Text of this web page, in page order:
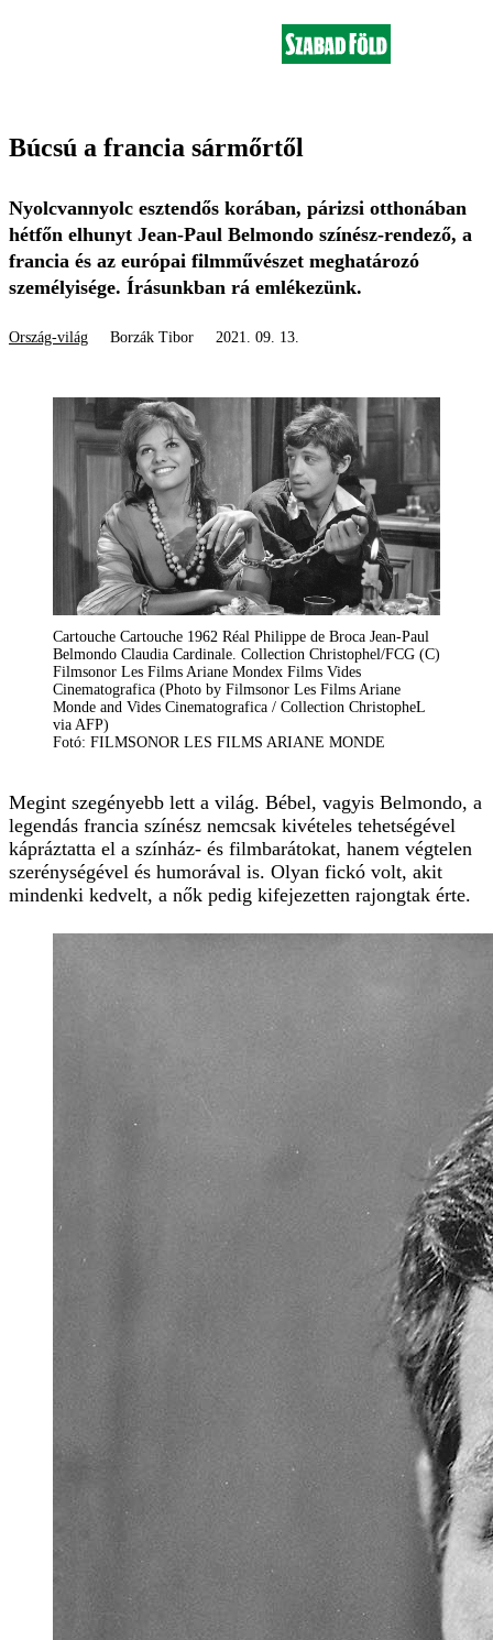
Búcsú a francia sármőrtől
Nyolcvannyolc esztendős korában, párizsi otthonában
hétfőn elhunyt Jean-Paul Belmondo színész-rendező, a
francia és az európai filmművészet meghatározó
személyisége. Írásunkban rá emlékezünk.
Ország-világ Borzák Tibor 2021. 09. 13.
Cartouche Cartouche 1962 Réal Philippe de Broca Jean-Paul
Belmondo Claudia Cardinale. Collection Christophel/FCG (C)
Filmsonor Les Films Ariane Mondex Films Vides
Cinematografica (Photo by Filmsonor Les Films Ariane
Monde and Vides Cinematografica / Collection ChristopheL
via AFP)
Fotó: FILMSONOR LES FILMS ARIANE MONDE
Megint szegényebb lett a világ. Bébel, vagyis Belmondo, a
legendás francia színész nemcsak kivételes tehetségével
kápráztatta el a színház- és filmbarátokat, hanem végtelen
szerénységével és humorával is. Olyan fickó volt, akit
mindenki kedvelt, a nők pedig kifejezetten rajongtak érte.